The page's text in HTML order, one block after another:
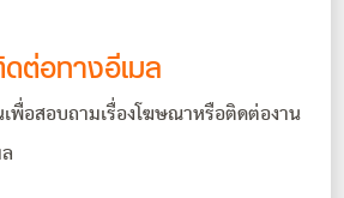
ต่อทางอีเมล
พื่อสอบถามเรื่องโฆษณาหรือติดต่องาน